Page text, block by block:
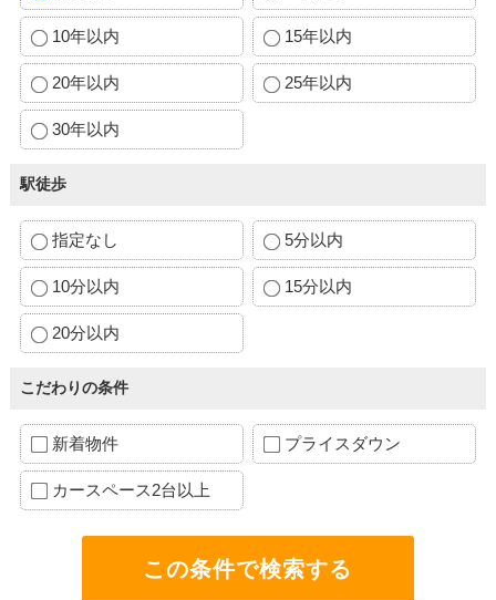
10年以内 15年以内
20年以内 25年以内
30年以内
駅徒歩
指定なし 5分以内
10分以内 15分以内
20分以内
こだわりの条件
新着物件 プライスダウン
カースペース2台以上